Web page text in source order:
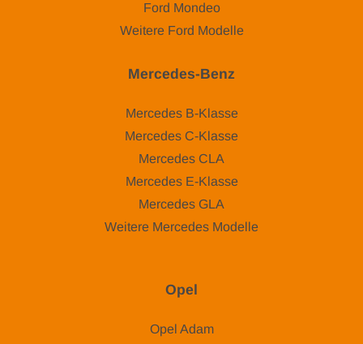
Ford Mondeo
Weitere Ford Modelle
Mercedes-Benz
Mercedes B-Klasse
Mercedes C-Klasse
Mercedes CLA
Mercedes E-Klasse
Mercedes GLA
Weitere Mercedes Modelle
Opel
Opel Adam